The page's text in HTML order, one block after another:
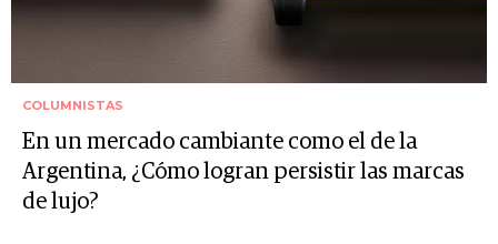
COLUMNISTAS
En un mercado cambiante como el de la
Argentina, ¿Cómo logran persistir las marcas
de lujo?